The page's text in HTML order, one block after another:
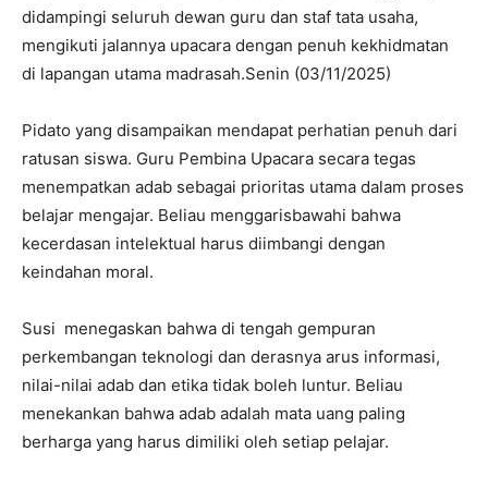
didampingi seluruh dewan guru dan staf tata usaha,
mengikuti jalannya upacara dengan penuh kekhidmatan
di lapangan utama madrasah.Senin (03/11/2025)
Pidato yang disampaikan mendapat perhatian penuh dari
ratusan siswa. Guru Pembina Upacara secara tegas
menempatkan adab sebagai prioritas utama dalam proses
belajar mengajar. Beliau menggarisbawahi bahwa
kecerdasan intelektual harus diimbangi dengan
keindahan moral.
Susi menegaskan bahwa di tengah gempuran
perkembangan teknologi dan derasnya arus informasi,
nilai-nilai adab dan etika tidak boleh luntur. Beliau
menekankan bahwa adab adalah mata uang paling
berharga yang harus dimiliki oleh setiap pelajar.